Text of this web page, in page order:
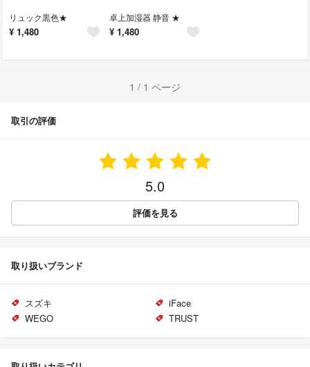
リュック黒色★
¥ 1,480
卓上加湿器 静音 ★
¥ 1,480
1 / 1 ページ
取引の評価
5.0
評価を見る
取り扱いブランド
スズキ
iFace
WEGO
TRUST